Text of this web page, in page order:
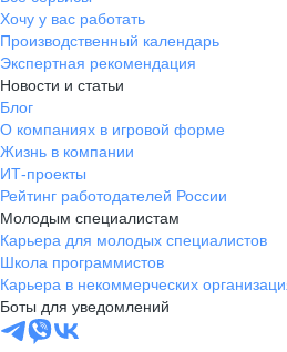
Хочу у вас работать
Производственный календарь
Экспертная рекомендация
Новости и статьи
Блог
О компаниях в игровой форме
Жизнь в компании
ИТ-проекты
Рейтинг работодателей России
Молодым специалистам
Карьера для молодых специалистов
Школа программистов
Карьера в некоммерческих
Боты для уведомлений